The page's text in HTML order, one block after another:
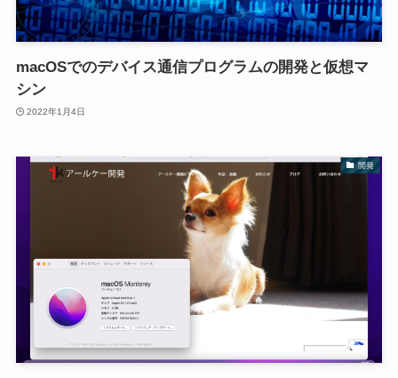
macOSでのデバイス通信プログラムの開発と仮想マ
シン
2022年1月4日
開発